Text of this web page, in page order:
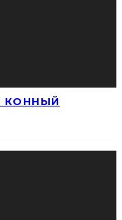
КОННЫЙ